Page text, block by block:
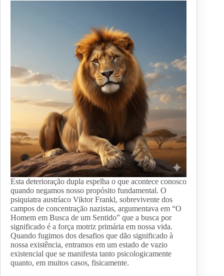
Esta deterioração dupla espelha o que acontece conosco
quando negamos nosso propósito fundamental. O
psiquiatra austríaco Viktor Frankl, sobrevivente dos
campos de concentração nazistas, argumentava em “O
Homem em Busca de um Sentido” que a busca por
significado é a força motriz primária em nossa vida.
Quando fugimos dos desafios que dão significado à
nossa existência, entramos em um estado de vazio
existencial que se manifesta tanto psicologicamente
quanto, em muitos casos, fisicamente.